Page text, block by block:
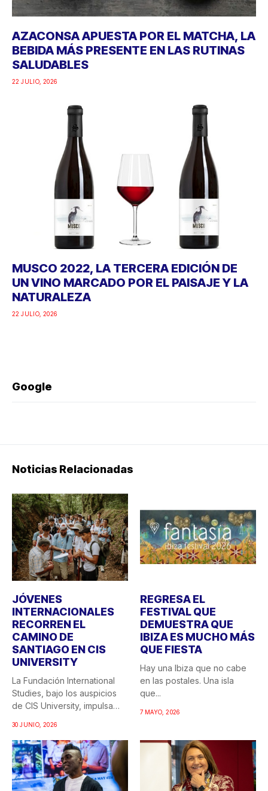
AZACONSA APUESTA POR EL MATCHA, LA
BEBIDA MÁS PRESENTE EN LAS RUTINAS
SALUDABLES
22 JULIO, 2026
MUSCO 2022, LA TERCERA EDICIÓN DE
UN VINO MARCADO POR EL PAISAJE Y LA
NATURALEZA
22 JULIO, 2026
Google
Noticias Relacionadas
JÓVENES
INTERNACIONALES
RECORREN EL
CAMINO DE
SANTIAGO EN CIS
UNIVERSITY
La Fundación International
Studies, bajo los auspicios
de CIS University, impulsa
30 JUNIO, 2026
REGRESA EL
FESTIVAL QUE
DEMUESTRA QUE
IBIZA ES MUCHO MÁS
QUE FIESTA
Hay una Ibiza que no cabe
en las postales. Una isla
que...
7 MAYO, 2026